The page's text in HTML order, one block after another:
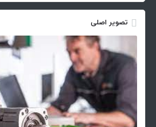
تصویر اصلی